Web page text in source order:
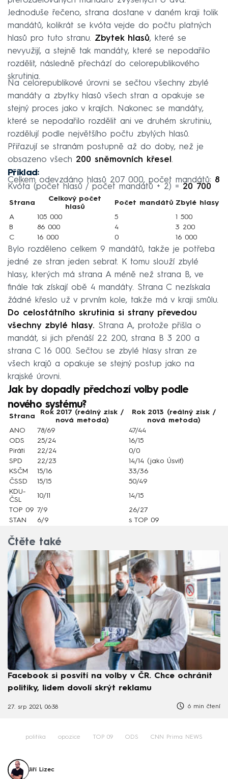
Jednoduše řečeno, strana dostane v daném kraji tolik
mandátů, kolikrát se kvóta vejde do počtu platných
hlasů pro tuto stranu. Zbytek hlasů, které se
nevyužijí, a stejně tak mandáty, které se nepodařilo
rozdělit, následně přechází do celorepublikového
skrutinia.
Na celorepublikové úrovni se sečtou všechny zbylé
mandáty a zbytky hlasů všech stran a opakuje se
stejný proces jako v krajích. Nakonec se mandáty,
které se nepodařilo rozdělit ani ve druhém skrutiniu,
rozdělují podle největšího počtu zbylých hlasů.
Přiřazují se stranám postupně až do doby, než je
obsazeno všech 200 sněmovních křesel .
Příklad:
Celkem odevzdáno hlasů 207 000, počet mandátů: 8
Kvóta (počet hlasů / počet mandátů + 2) = 20 700
Strana
Celkový počet
hlasů
Počet mandátů Zbylé hlasy
A
105 000 5
1 500
B
86 000 4
3 200
C
16 000 0 16 000
Bylo rozděleno celkem 9 mandátů, takže je potřeba
jedné ze stran jeden sebrat. K tomu slouží zbylé
hlasy, kterých má strana A méně než strana B, ve
finále tak získají obě 4 mandáty. Strana C nezískala
žádné křeslo už v prvním kole, takže má v kraji smůlu.
Do celostátního skrutinia si strany převedou
všechny zbylé hlasy. Strana A, protože přišla o
mandát, si jich přenáší 22 200, strana B 3 200 a
strana C 16 000. Sečtou se zbylé hlasy stran ze
všech krajů a opakuje se stejný postup jako na
krajské úrovni.
Jak by dopadly předchozí volby podle
nového systému?
Strana
Rok 2017 (reálný zisk /
nová metoda)
Rok 2013 (reálný zisk /
nová metoda)
ANO
78/69
47/44
ODS
25/24
16/15
Piráti
22/24
0/0
SPD
22/23
14/14 (jako Úsvit)
KSČM
15/16
33/36
ČSSD
15/15
50/49
KDU-
ČSL
10/11
14/15
TOP 09 7/9
26/27
STAN
6/9 s TOP 09
Čtěte také
Facebook si posvítí na volby v ČR. Chce ochránit
politiky, lidem dovolí skrýt reklamu
27. srp 2021, 06:38 6 min čtení
politika opozice TOP 09 ODS CNN Prima NEWS
Jiří Lizec